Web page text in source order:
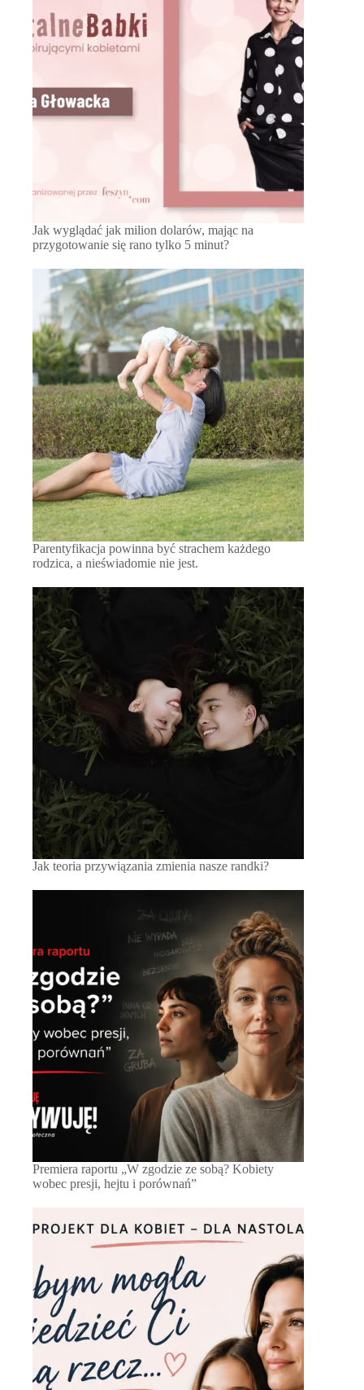
Jak wyglądać jak milion dolarów, mając na
przygotowanie się rano tylko 5 minut?
Parentyfikacja powinna być strachem każdego
rodzica, a nieświadomie nie jest.
Jak teoria przywiązania zmienia nasze randki?
Premiera raportu „W zgodzie ze sobą? Kobiety
wobec presji, hejtu i porównań”